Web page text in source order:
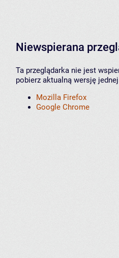
Niewspierana
Ta przeglądarka nie jest
pobierz aktualną wersję
Mozilla Firefox
Google Chrome